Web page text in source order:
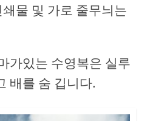
물 및 가로 줄무늬는
가있는 수영복은 실루
배를 숨 깁니다.